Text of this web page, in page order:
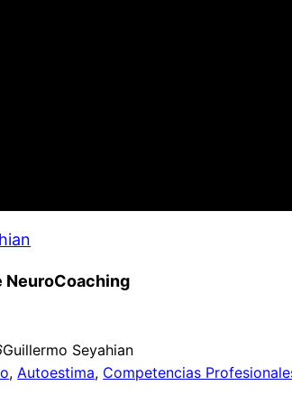
NeuroCoaching
Guillermo Seyahian
, Autoestima, Competencias